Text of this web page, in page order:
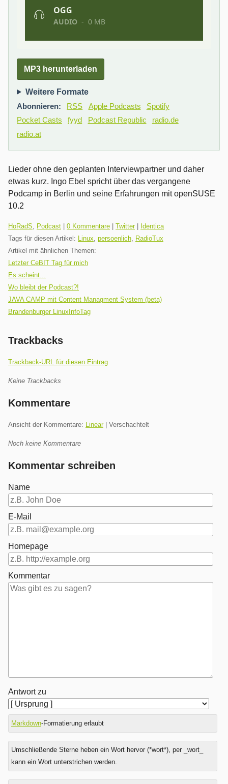
MP3 herunterladen
Weitere Formate
Abonnieren:
RSS Apple Podcasts
Spotify
Pocket Casts
fyyd Podcast Republic
radio.de
radio.at
Lieder ohne den geplanten Interviewpartner und daher
etwas kurz. Ingo Ebel spricht über das vergangene
Podcamp in Berlin und seine Erfahrungen mit openSUSE
10.2
Kategorien:
HoRadS Podcast 0 Kommentare Twitter|
Identica
Tags für diesen Artikel:
Linux persoenlich
RadioTux
Artikel mit ähnlichen Themen:
Letzter CeBIT Tag für mich
Es scheint...
Wo bleibt der Podcast?!
JAVA CAMP mit Content Managment System (beta)
Brandenburger LinuxInfoTag
Trackbacks
Trackback-URL für diesen Eintrag
Keine Trackbacks
Kommentare
Ansicht der Kommentare: Linear| Verschachtelt
Noch keine Kommentare
Kommentar schreiben
Name
E-Mail
Homepage
Kommentar
Antwort zu
Markdown-Formatierung erlaubt
Umschließende Sterne heben ein Wort hervor (*wort*), per _wort_
kann ein Wort unterstrichen werden.